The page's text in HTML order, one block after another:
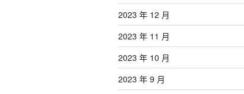
2023 年 12 月
2023 年 11 月
2023 年 10 月
2023 年 9 月